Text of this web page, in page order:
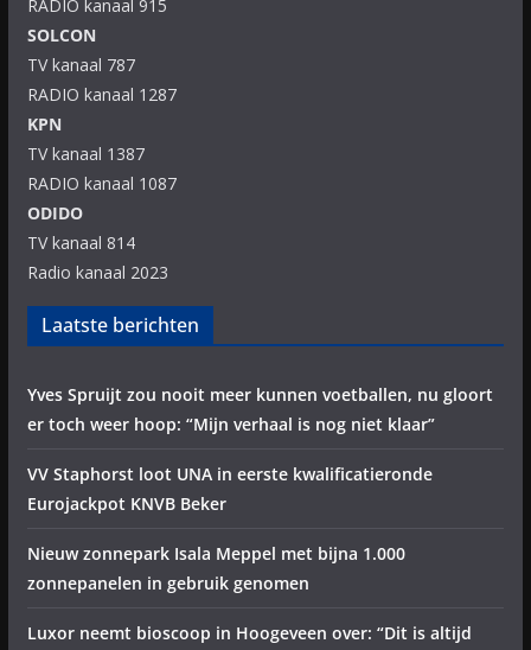
RADIO kanaal 915
SOLCON
TV kanaal 787
RADIO kanaal 1287
KPN
TV kanaal 1387
RADIO kanaal 1087
ODIDO
TV kanaal 814
Radio kanaal 2023
Laatste berichten
Yves Spruijt zou nooit meer kunnen voetballen, nu gloort
er toch weer hoop: “Mijn verhaal is nog niet klaar”
VV Staphorst loot UNA in eerste kwalificatieronde
Eurojackpot KNVB Beker
Nieuw zonnepark Isala Meppel met bijna 1.000
zonnepanelen in gebruik genomen
Luxor neemt bioscoop in Hoogeveen over: “Dit is altijd